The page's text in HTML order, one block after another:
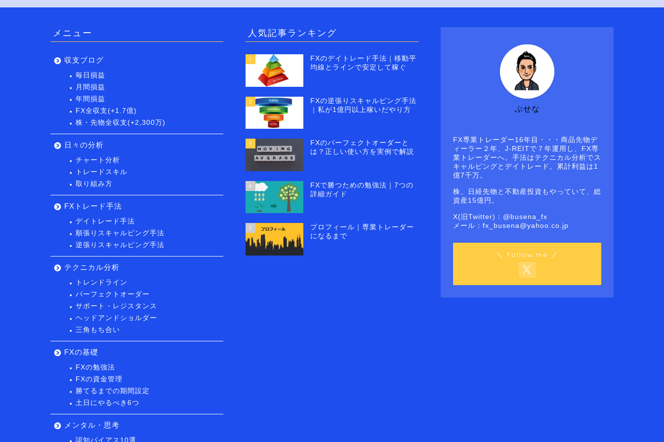
メニュー
収支ブログ
毎日損益
月間損益
年間損益
FX全収支(+1.7億)
株・先物全収支(+2,300万)
日々の分析
チャート分析
トレードスキル
取り組み方
FXトレード手法
デイトレード手法
順張りスキャルピング手法
逆張りスキャルピング手法
テクニカル分析
トレンドライン
パーフェクトオーダー
サポート・レジスタンス
ヘッドアンドショルダー
三角もち合い
FXの基礎
FXの勉強法
FXの資金管理
勝てるまでの期間設定
土日にやるべき6つ
メンタル・思考
認知バイアス10選
人気記事ランキング
1
FXのデイトレード手法｜移動平
均線とラインで安定して稼ぐ
2
FXの逆張りスキャルピング手法
｜私が1億円以上稼いだやり方
3
FXのパーフェクトオーダーと
は？正しい使い方を実例で解説
4
FXで勝つための勉強法｜7つの
詳細ガイド
5
プロフィール｜専業トレーダー
になるまで
ぶせな
FX専業トレーダー16年目・・・商品先物デ
ィーラー２年、J-REITで７年運用し、FX専
業トレーダーへ。手法はテクニカル分析でス
キャルピングとデイトレード。累計利益は1
億7千万。
株、日経先物と不動産投資もやっていて、総
資産15億円。
X(旧Twitter)：@busena_fx
メール：fx_busena@yahoo.co.jp
＼ Follow me ／